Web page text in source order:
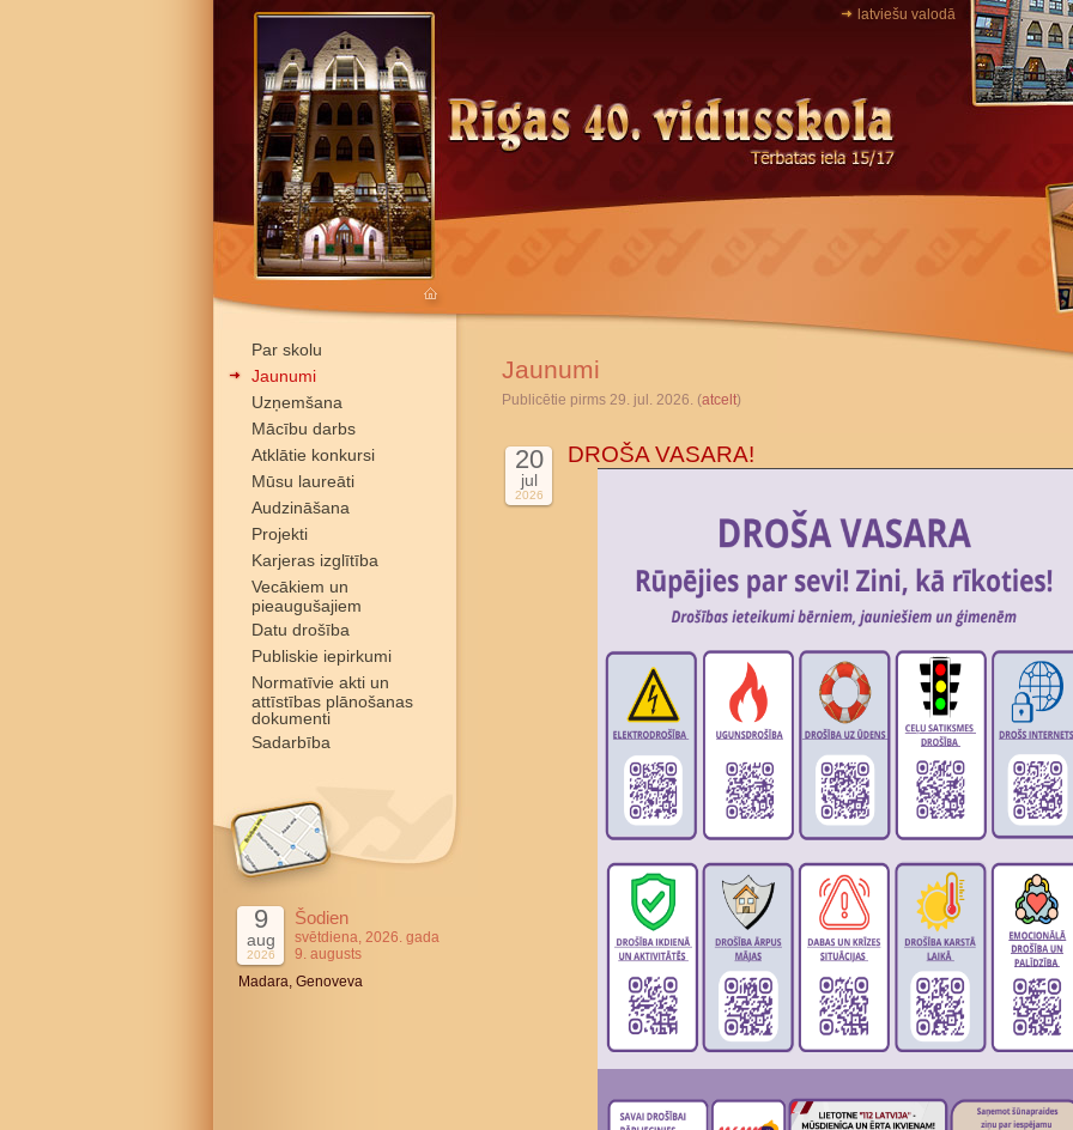
latviešu valodā
Par skolu
Jaunumi
Uzņemšana
Mācību darbs
Atklātie konkursi
Mūsu laureāti
Audzināšana
Projekti
Karjeras izglītība
Vecākiem un
pieaugušajiem
Datu drošība
Publiskie iepirkumi
Normatīvie akti un
attīstības plānošanas
dokumenti
Sadarbība
9
aug
2026
Šodien
svētdiena, 2026. gada
9. augusts
Madara, Genoveva
Jaunumi
Publicētie pirms 29. jul. 2026. (atcelt)
20
jul
2026
DROŠA VASARA!